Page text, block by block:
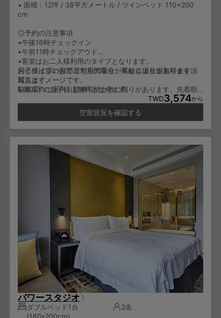
• 面積：12坪 / 38平方メートル / ツインベッド 110×200
cm
◎予約の注意事項
•午後16時チェックイン
•午前11時チェックアウド
•客室はお二人様利用のタイプとなります。
お子様は添い寝でご利用の場合、年齢により追加料金を頂
戴します。
5歳以下のお子様は無料となります。
6-11歳のお子様は一泊NT600/人となります。
12歳以上のお子様は大人料金と同じに一泊NT1,000/人とな
同じタイプのお部屋でも間取りが異なる場合があります。
写真はイメージです。
駐車場のご案内：駐車可能台数に限りがあります。先着順
TWD3,574から
空室状況を確認する
パワースタジオ
ダブルベッド1台
(180*200cm)
2名